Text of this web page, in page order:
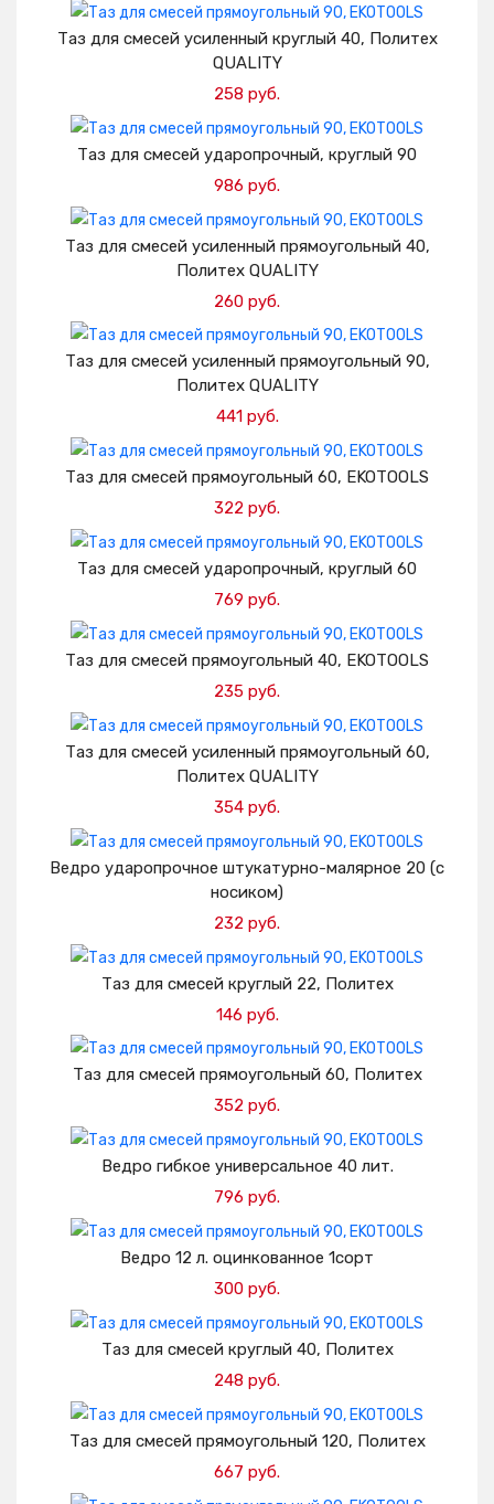
Добавить в корзину
Таз для смесей усиленный круглый 40, Политех
QUALITY
258 руб.
Добавить в корзину
Таз для смесей ударопрочный, круглый 90
986 руб.
Добавить в корзину
Таз для смесей усиленный прямоугольный 40,
Политех QUALITY
260 руб.
Добавить в корзину
Таз для смесей усиленный прямоугольный 90,
Политех QUALITY
441 руб.
Добавить в корзину
Таз для смесей прямоугольный 60, EKOTOOLS
322 руб.
Добавить в корзину
Таз для смесей ударопрочный, круглый 60
769 руб.
Добавить в корзину
Таз для смесей прямоугольный 40, EKOTOOLS
235 руб.
Добавить в корзину
Таз для смесей усиленный прямоугольный 60,
Политех QUALITY
354 руб.
Добавить в корзину
Ведро ударопрочное штукатурно-малярное 20 (с
носиком)
232 руб.
Добавить в корзину
Таз для смесей круглый 22, Политех
146 руб.
Добавить в корзину
Таз для смесей прямоугольный 60, Политех
352 руб.
Добавить в корзину
Ведро гибкое универсальное 40 лит.
796 руб.
Добавить в корзину
Ведро 12 л. оцинкованное 1сорт
300 руб.
Добавить в корзину
Таз для смесей круглый 40, Политех
248 руб.
Добавить в корзину
Таз для смесей прямоугольный 120, Политех
667 руб.